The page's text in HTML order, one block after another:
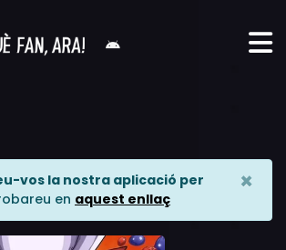
vos la nostra aplicació per
en aquest enllaç
×